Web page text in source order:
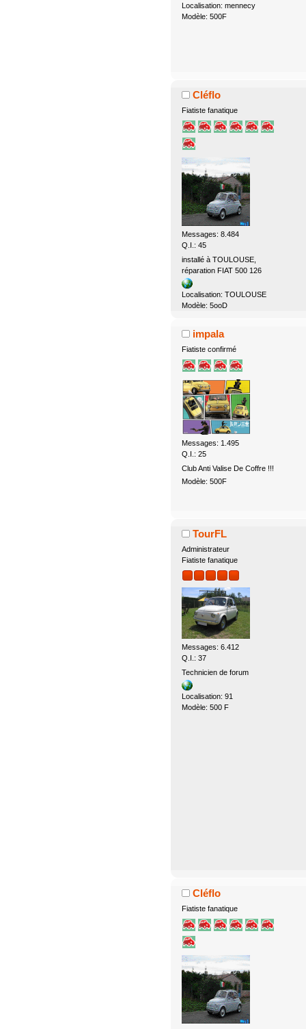
Localisation: mennecy
Modèle: 500F
Cléflo
Fiatiste fanatique
Messages: 8.484
Q.I.: 45
installé à TOULOUSE,
réparation FIAT 500 126
Localisation: TOULOUSE
Modèle: 5ooD
impala
Fiatiste confirmé
Messages: 1.495
Q.I.: 25
Club Anti Valise De Coffre !!!
Modèle: 500F
TourFL
Administrateur
Fiatiste fanatique
Messages: 6.412
Q.I.: 37
Technicien de forum
Localisation: 91
Modèle: 500 F
Cléflo
Fiatiste fanatique